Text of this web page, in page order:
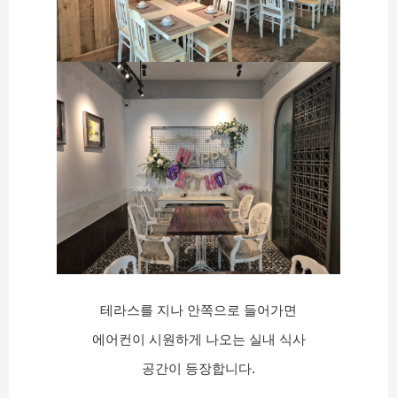
테라스를 지나 안쪽으로 들어가면
에어컨이 시원하게 나오는 실내 식사
공간이 등장합니다.